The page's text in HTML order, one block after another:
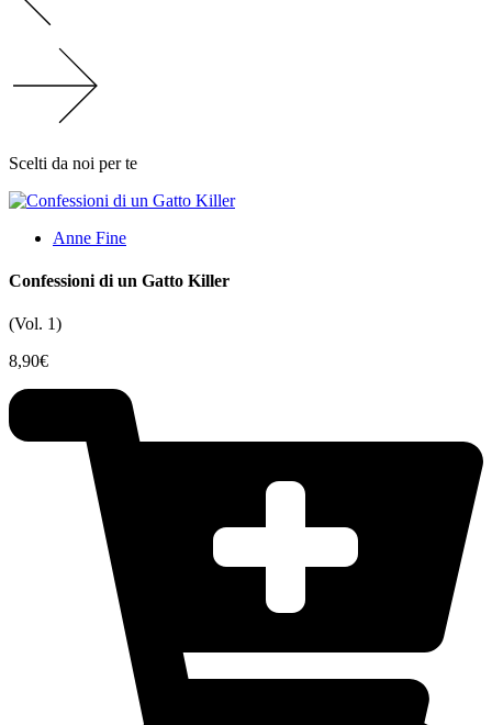
Scelti da noi per te
Anne Fine
Confessioni di un Gatto Killer
(Vol. 1)
8,90€